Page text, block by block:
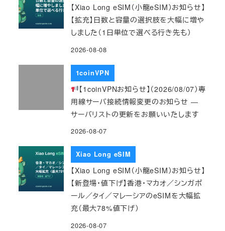
【Xiao Long eSIM（小龍eSIM）お知らせ】
【拡充】日数と容量の選択肢を大幅に増や
しました（1日単位で選べる行き先も）
2026-08-08
1coinVPN
【1coinVPNお知らせ】（2026/08/07）専
用線サーバ接続情報変更のお知らせ ―
サーバリストの更新をお願いいたします
2026-08-07
Xiao Long eSIM
【Xiao Long eSIM（小龍eSIM）お知らせ】
【新登場・値下げ】香港・マカオ／シンガポ
ール／タイ／マレーシアのeSIMを大幅拡
充（最大78%値下げ）
2026-08-07